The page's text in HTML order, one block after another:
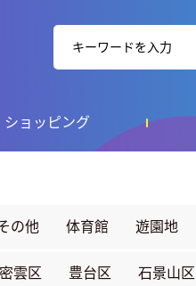
ショッピング
の他 体育館 遊園地
密雲区 豊台区 石景山区